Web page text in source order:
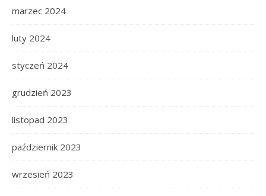
marzec 2024
luty 2024
styczeń 2024
grudzień 2023
listopad 2023
październik 2023
wrzesień 2023